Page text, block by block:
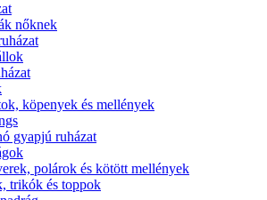
nőknek
köpenyek és mellények
gyapjú ruházat
polárok és kötött mellények
trikók és toppok